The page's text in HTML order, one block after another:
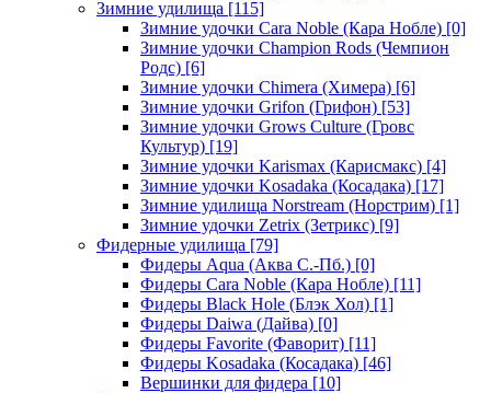
Зимние удилища [115]
Зимние удочки Cara Noble (Кара Нобле) [0]
Зимние удочки Champion Rods (Чемпион
Родс) [6]
Зимние удочки Chimera (Химера) [6]
Зимние удочки Grifon (Грифон) [53]
Зимние удочки Grows Culture (Гровс
Культур) [19]
Зимние удочки Karismax (Карисмакс) [4]
Зимние удочки Kosadaka (Косадака) [17]
Зимние удилища Norstream (Норстрим) [1]
Зимние удочки Zetrix (Зетрикс) [9]
Фидерные удилища [79]
Фидеры Aqua (Аква С.-Пб.) [0]
Фидеры Cara Noble (Кара Нобле) [11]
Фидеры Black Hole (Блэк Хол) [1]
Фидеры Daiwa (Дайва) [0]
Фидеры Favorite (Фаворит) [11]
Фидеры Kosadaka (Косадака) [46]
Вершинки для фидера [10]